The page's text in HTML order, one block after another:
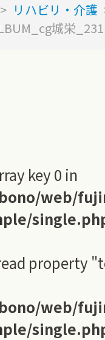
> リハビリ・介護
城栄
key 0 in
web/
property
web/